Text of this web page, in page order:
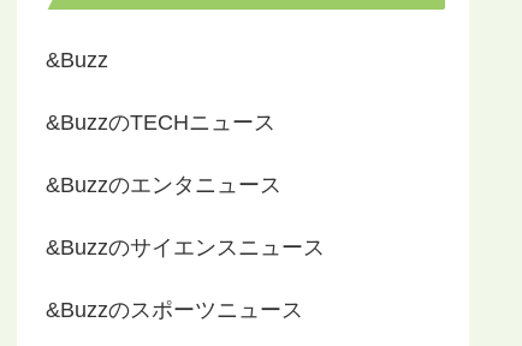
&Buzz
&BuzzのTECHニュース
&Buzzのエンタニュース
&Buzzのサイエンスニュース
&Buzzのスポーツニュース